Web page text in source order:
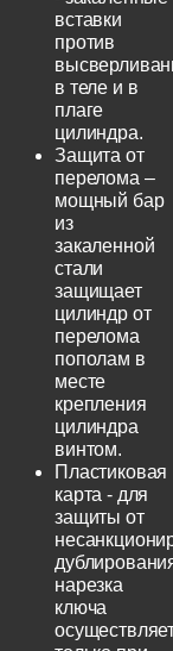
вставки
против
в теле и в
плаге
цилиндра.
Защита от
перелома –
мощный бар
из
закаленной
стали
защищает
цилиндр от
перелома
пополам в
месте
крепления
цилиндра
винтом.
Пластиковая
карта - для
защиты от
нарезка
ключа